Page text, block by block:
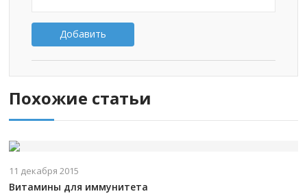
Добавить
Похожие статьи
11 декабря 2015
Витамины для иммунитета